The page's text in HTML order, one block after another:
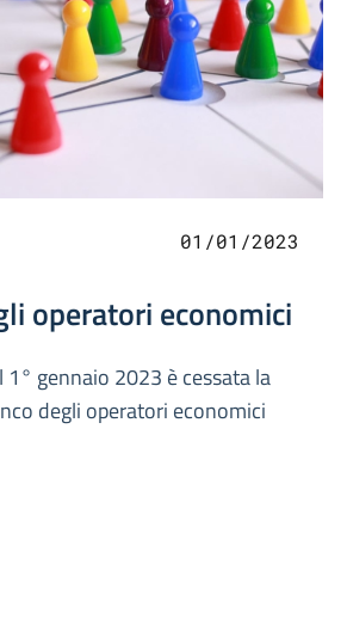
01/01/2023
operatori economici
1° gennaio 2023 è cessata la
degli operatori economici